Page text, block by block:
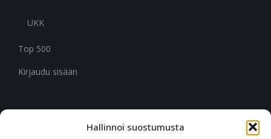
Hallinnoi suostumusta
UKK
Top 500
Kirjaudu sisään
CITYMARK SUOMI